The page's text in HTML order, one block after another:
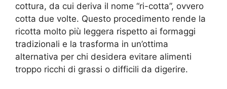
cottura, da cui deriva il nome “ri-cotta”, ovvero
cotta due volte. Questo procedimento rende la
ricotta molto più leggera rispetto ai formaggi
tradizionali e la trasforma in un’ottima
alternativa per chi desidera evitare alimenti
troppo ricchi di grassi o difficili da digerire.